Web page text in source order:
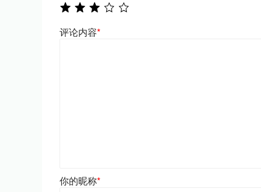
评论内容*
你的昵称*